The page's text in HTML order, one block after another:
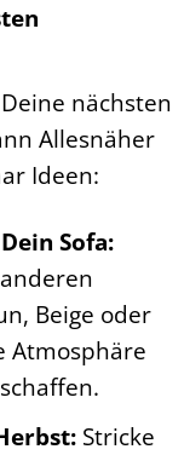
nächsten
Allesnäher
Ideen:
Sofa:
Beige oder
Atmosphäre
Stricke